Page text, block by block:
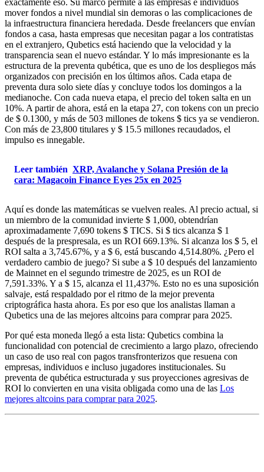
exactamente eso. Su marco permite a las empresas e individuos
mover fondos a nivel mundial sin demoras o las complicaciones de
la infraestructura financiera heredada. Desde freelancers que envían
fondos a casa, hasta empresas que necesitan pagar a los contratistas
en el extranjero, Qubetics está haciendo que la velocidad y la
transparencia sean el nuevo estándar. Y lo más impresionante es la
estructura de la preventa qubética, que es uno de los despliegos más
organizados con precisión en los últimos años. Cada etapa de
preventa dura solo siete días y concluye todos los domingos a la
medianoche. Con cada nueva etapa, el precio del token salta en un
10%. A partir de ahora, está en la etapa 27, con tokens con un precio
de $ 0.1300, y más de 503 millones de tokens $ tics ya se vendieron.
Con más de 23,800 titulares y $ 15.5 millones recaudados, el
impulso es innegable.
Leer también XRP, Avalanche y Solana Presión de la
cara: Magacoin Finance Eyes 25x en 2025
Aquí es donde las matemáticas se vuelven reales. Al precio actual, si
un miembro de la comunidad invierte $ 1,000, obtendrían
aproximadamente 7,690 tokens $ TICS. Si $ tics alcanza $ 1
después de la prespresala, es un ROI 669.13%. Si alcanza los $ 5, el
ROI salta a 3,745.67%, y a $ 6, está buscando 4,514.80%. ¿Pero el
verdadero cambio de juego? Si sube a $ 10 después del lanzamiento
de Mainnet en el segundo trimestre de 2025, es un ROI de
7,591.33%. Y a $ 15, alcanza el 11,437%. Esto no es una suposición
salvaje, está respaldado por el ritmo de la mejor preventa
criptográfica hasta ahora. Es por eso que los analistas llaman a
Qubetics una de las mejores altcoins para comprar para 2025.
Por qué esta moneda llegó a esta lista: Qubetics combina la
funcionalidad con potencial de crecimiento a largo plazo, ofreciendo
un caso de uso real con pagos transfronterizos que resuena con
empresas, individuos e incluso jugadores institucionales. Su
preventa de qubética estructurada y sus proyecciones agresivas de
ROI lo convierten en una visita obligada como una de las Los
mejores altcoins para comprar para 2025.